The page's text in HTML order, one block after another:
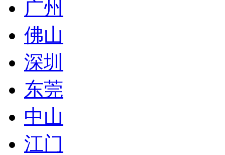
广州
佛山
深圳
东莞
中山
江门